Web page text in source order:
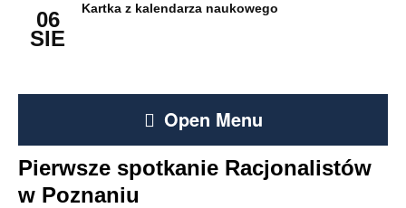
06
SIE
Kartka z kalendarza naukowego
Open Menu
Pierwsze spotkanie Racjonalistów
w Poznaniu